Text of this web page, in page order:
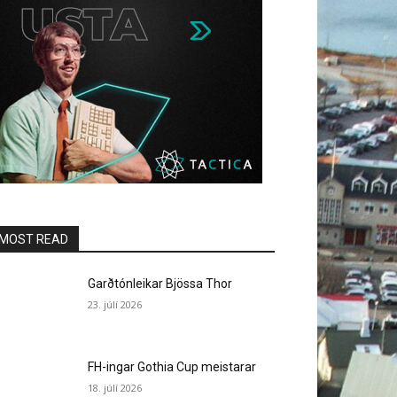
READ
Garðtónleikar Bjössa Thor
23. júlí 2026
FH-ingar Gothia Cup meistarar
18. júlí 2026